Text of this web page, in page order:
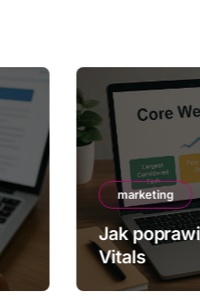
marketing
Jak
Vitals